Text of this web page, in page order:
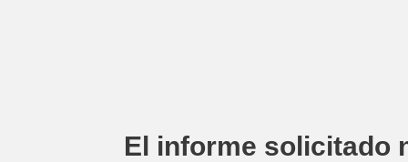
El informe solicitado